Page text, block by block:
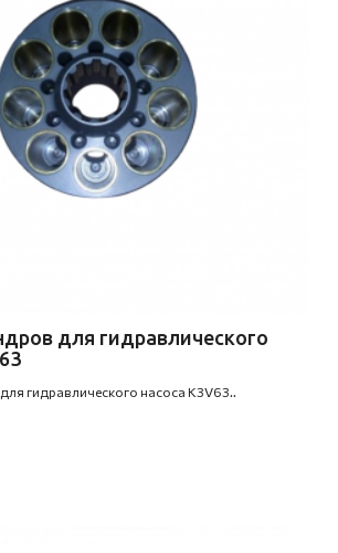
для гидравлического
гидравлического насоса K3V63..